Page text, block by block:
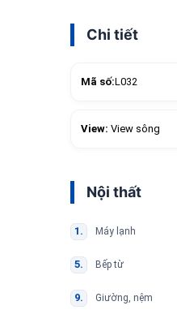
Chi tiết
Mã số:L032
View: View sông
Nội thất
Máy lạnh
Bếp từ
Giường, nệm